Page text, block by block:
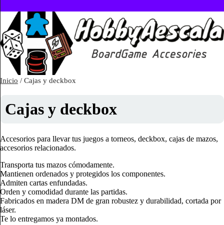
Inicio / Cajas y deckbox
Cajas y deckbox
Accesorios para llevar tus juegos a torneos, deckbox, cajas de mazos,
accesorios relacionados.
Transporta tus mazos cómodamente.
Mantienen ordenados y protegidos los componentes.
Admiten cartas enfundadas.
Orden y comodidad durante las partidas.
Fabricados en madera DM de gran robustez y durabilidad, cortada por
láser.
Te lo entregamos ya montados.